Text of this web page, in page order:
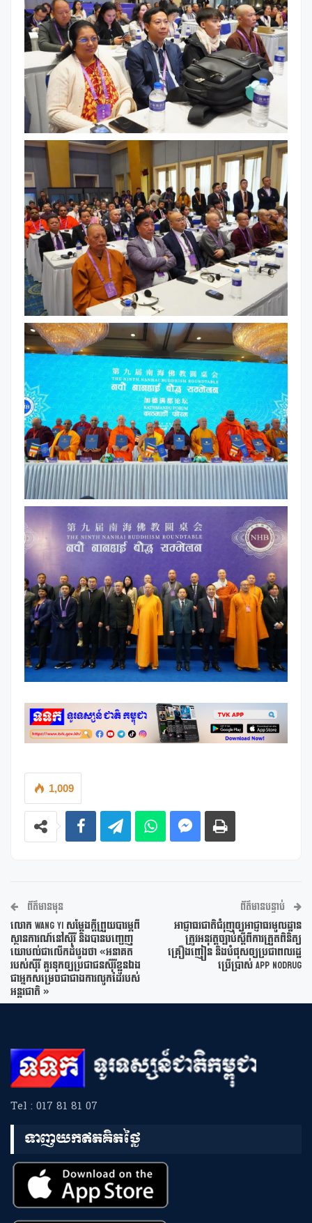
1,009
ព័ត៌មានមុន
លោក Wang Yi សម្ដែងក្តីព្រួយបារម្ភពី
ស្ថានការណ៍នៅស៊ីរី និងបានបញ្ចេញ
យោបល់ជាលើកដំបូងថា «អនាគត
របស់ស៊ីរី គួរទុកឲ្យប្រជាជនស៊ីរីខ្លួនឯង
ជាអ្នកសម្រេចជាជាងការលូកដៃរបស់
អន្តរជាតិ »
ព័ត៌មានបន្ទាប់
អាជ្ញាធរជាតិជំរុញឲ្យអាជ្ញាធរមូលដ្ឋាន
ត្រូវអនុវត្តច្បាប់ស្តីពីការត្រួតពិនិត្យ
គ្រឿងញៀន និងបំផុសឲ្យប្រជាពលរដ្ឋ
ប្រើប្រាស់ App NoDrug
Tel : 017 81 81 07
ទាញយកឥតគិតថ្លៃ